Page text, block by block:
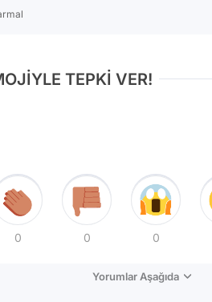
TEPKİ VER!
0 0 0
Yorumlar Aşağıda